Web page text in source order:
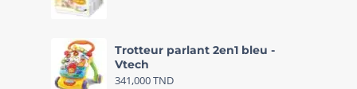
Trotteur parlant 2en1 bleu -
Vtech
341,000TND